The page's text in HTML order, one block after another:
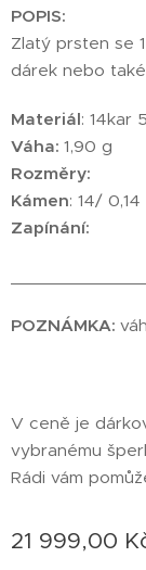
POPIS:
Zlatý prsten se
dárek nebo
Materiál: 14kar
Váha: 1,90 g
Rozměry:
Kámen: 14/ 0,14
Zapínání:
POZNÁMKA:
V ceně je
vybranému
Rádi vám
21 999,00